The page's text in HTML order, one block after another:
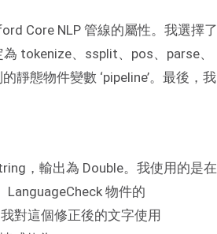
Core NLP 管線的屬性。我選擇了
tokenize、ssplit、pos、parse、
靜態物件變數 ‘pipeline’。最後，我
，輸出為 Double。我使用的是在
LanguageCheck 物件的
對這個修正後的文字使用